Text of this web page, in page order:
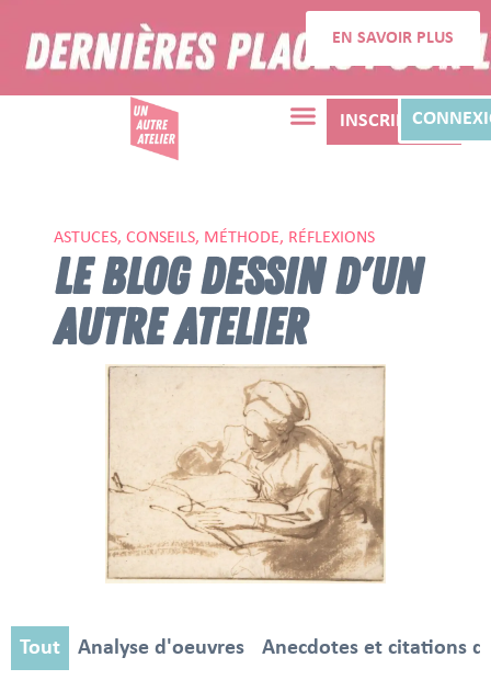
EN SAVOIR PLUS
INSCRIPTION
ASTUCES, CONSEILS, MÉTHODE, RÉFLEXIONS
LE BLOG DESSIN D'UN
AUTRE ATELIER
Analyse d'oeuvres Anecdotes et citations
Tout